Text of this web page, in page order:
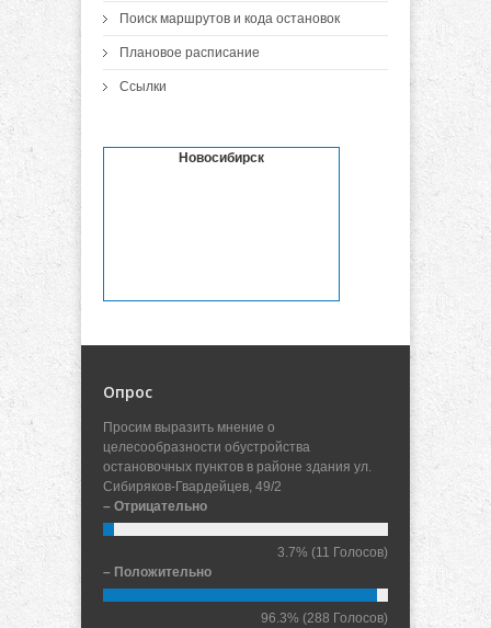
Поиск маршрутов и кода остановок
Плановое расписание
Ссылки
Новосибирск
Опрос
Просим выразить мнение о
целесообразности обустройства
остановочных пунктов в районе здания ул.
Сибиряков-Гвардейцев, 49/2
– Отрицательно
3.7% (11 Голосов)
– Положительно
96.3% (288 Голосов)